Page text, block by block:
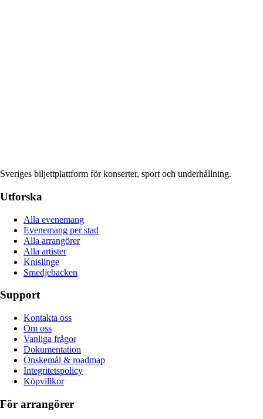
Sveriges biljettplattform för konserter, sport och underhållning.
Utforska
Alla evenemang
Evenemang per stad
Alla arrangörer
Alla artister
Knislinge
Smedjebacken
Support
Kontakta oss
Om oss
Vanliga frågor
Dokumentation
Önskemål & roadmap
Integritetspolicy
Köpvillkor
För arrangörer